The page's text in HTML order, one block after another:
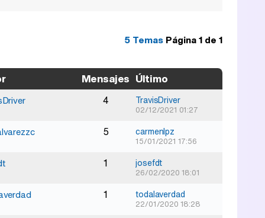
5 Temas Página1 de 1
Mensajes Último
4 TravisDriver
02/12/2021 01:27
5 carmenlpz
15/01/2021 17:56
1 josefdt
26/02/2020 18:01
1 todalaverdad
22/01/2020 18:28